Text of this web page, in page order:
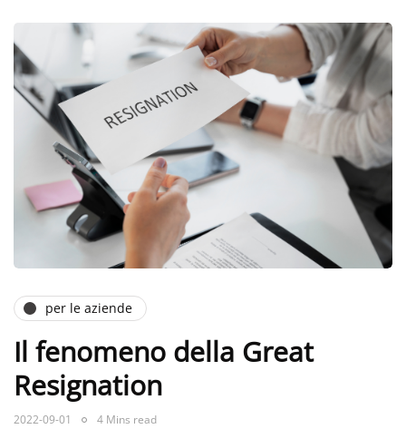
per le aziende
Il fenomeno della Great
Resignation
2022-09-01 4 Mins read